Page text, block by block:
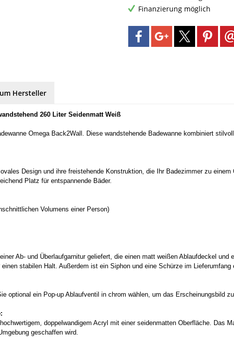
Finanzierung möglich
Hersteller
260 Liter Seidenmatt Weiß
Omega Back2Wall. Diese wandstehende Badewanne kombiniert
Design und ihre freistehende Konstruktion, die Ihr Badezimmer zu
Platz für entspannende Bäder.
Volumens einer Person)
Ab- und Überlaufgarnitur geliefert, die einen matt weißen Ablaufdeckel
stabilen Halt. Außerdem ist ein Siphon und eine Schürze im Lieferumfang
optional ein Pop-up Ablaufventil in chrom wählen, um das Erscheinungsbild
doppelwandigem Acryl mit einer seidenmatten Oberfläche. Das
geschaffen wird.